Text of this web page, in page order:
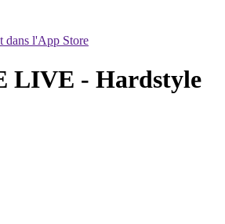
dans l'App Store
LIVE - Hardstyle